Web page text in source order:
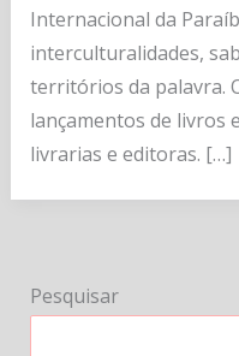
Internacional da
interculturalidades,
territórios da palavra.
lançamentos de livros
livrarias e editoras. […]
Pesquisar